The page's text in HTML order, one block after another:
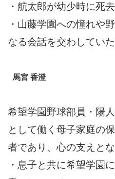
・航太郎が幼少時に死去
・山藤学園への憧れや
なる会話を交わしていた
馬宮 香澄
希望学園野球部員・陽
として働く母子家庭の
者であり、心の支えと
・息子と共に希望学園